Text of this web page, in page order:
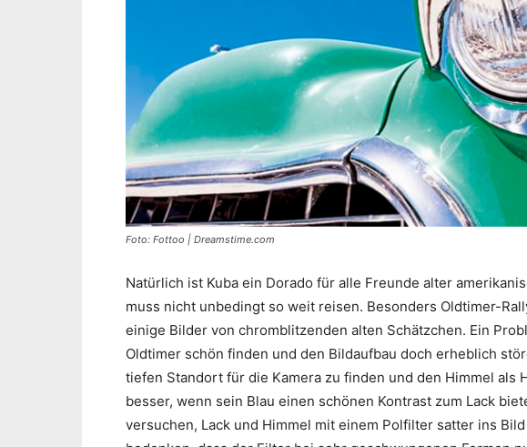
Foto: Fottoo | Dreamstime.com
Natürlich ist Kuba ein Dorado für alle Freunde alter
muss nicht unbedingt so weit reisen. Besonders Oldtimer-
einige Bilder von chromblitzenden alten Schätzchen. Ein
Oldtimer schön finden und den Bildaufbau doch erheblich
tiefen Standort für die Kamera zu finden und den Himmel als
besser, wenn sein Blau einen schönen Kontrast zum Lack
versuchen, Lack und Himmel mit einem Polfilter satter ins